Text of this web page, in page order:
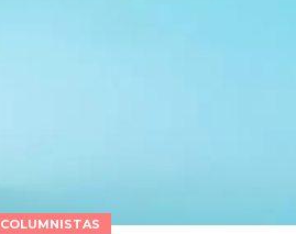
COLUMNISTAS